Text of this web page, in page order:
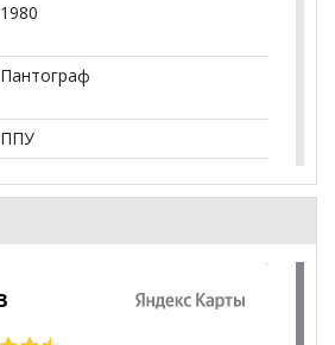
1980
Пантограф
ППУ